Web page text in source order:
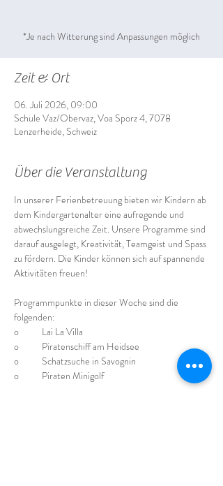
Zeit & Ort
06. Juli 2026, 09:00
Schule Vaz/Obervaz, Voa Sporz 4, 7078
Lenzerheide, Schweiz
Über die Veranstaltung
In unserer Ferienbetreuung bieten wir Kindern ab
dem Kindergartenalter eine aufregende und
abwechslungsreiche Zeit. Unsere Programme sind
darauf ausgelegt, Kreativität, Teamgeist und Spass
zu fördern. Die Kinder können sich auf spannende
Aktivitäten freuen!
Programmpunkte in dieser Woche sind die
folgenden:
o	Lai La Villa
o	Piratenschiff am Heidsee
o	Schatzsuche in Savognin
o	Piraten Minigolf